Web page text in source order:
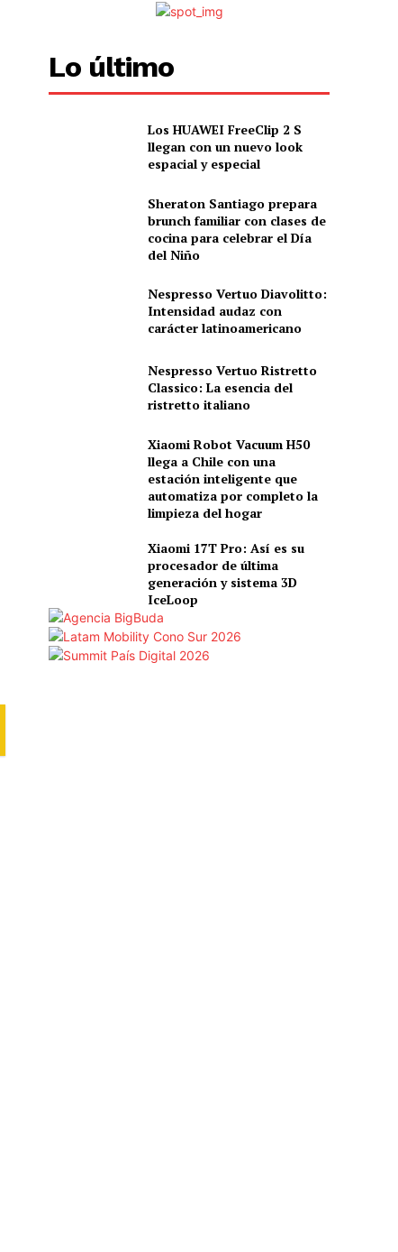
Lo último
Los HUAWEI FreeClip 2 S
llegan con un nuevo look
espacial y especial
Sheraton Santiago prepara
brunch familiar con clases de
cocina para celebrar el Día
del Niño
Nespresso Vertuo Diavolitto:
Intensidad audaz con
carácter latinoamericano
Nespresso Vertuo Ristretto
Classico: La esencia del
ristretto italiano
Xiaomi Robot Vacuum H50
llega a Chile con una
estación inteligente que
automatiza por completo la
limpieza del hogar
Xiaomi 17T Pro: Así es su
procesador de última
generación y sistema 3D
IceLoop